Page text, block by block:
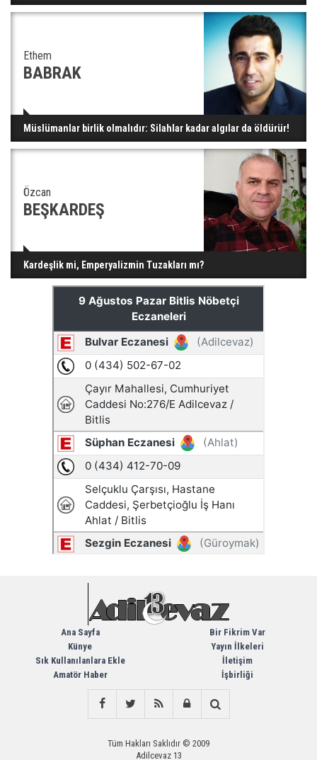
Ethem
BABRAK
Müslümanlar birlik olmalıdır: Silahlar kadar algılar da öldürür!
Özcan
BEŞKARDEŞ
Kardeşlik mi, Emperyalizmin Tuzakları mı?
Ana Sayfa
Künye
Sık Kullanılanlara Ekle
Amatör Haber
Bir Fikrim Var
Yayın İlkeleri
İletişim
İşbirliği
Tüm Hakları Saklıdır © 2009
Adilcevaz 13